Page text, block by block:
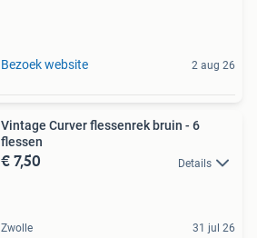
Bezoek website 2 aug 26
Vintage Curver flessenrek bruin - 6
flessen
€ 7,50 Details
Zwolle 31 jul 26